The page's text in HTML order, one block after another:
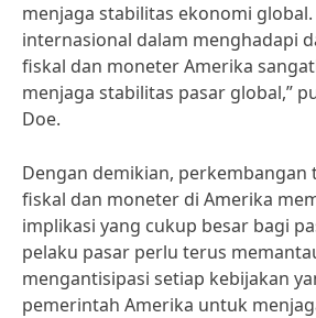
menjaga stabilitas ekonomi global.
internasional dalam menghadapi
fiskal dan moneter Amerika
menjaga stabilitas pasar global,”
Doe.
Dengan demikian, perkembangan
fiskal dan moneter di Amerika
implikasi yang cukup besar bagi
pelaku pasar perlu terus
mengantisipasi setiap kebijakan
pemerintah Amerika untuk